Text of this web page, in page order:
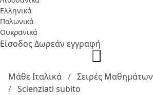
Ελληνικά
Πολωνικά
Ουκρανικά
ΕίσοδοςΔωρεάν εγγραφή
Μάθε Ιταλικά
Σειρές Μαθημάτων
Scienziati subito